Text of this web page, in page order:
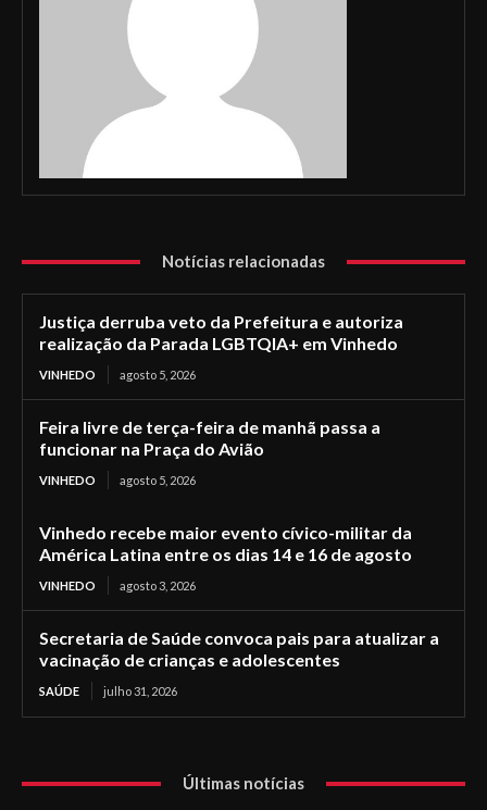
Notícias relacionadas
Justiça derruba veto da Prefeitura e autoriza
realização da Parada LGBTQIA+ em Vinhedo
VINHEDO agosto 5, 2026
Feira livre de terça-feira de manhã passa a
funcionar na Praça do Avião
VINHEDO agosto 5, 2026
Vinhedo recebe maior evento cívico-militar da
América Latina entre os dias 14 e 16 de agosto
VINHEDO agosto 3, 2026
Secretaria de Saúde convoca pais para atualizar a
vacinação de crianças e adolescentes
SAÚDE julho 31, 2026
Últimas notícias